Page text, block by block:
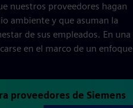
nuestros proveedores hagan
ambiente y que asuman la
de sus empleados. En una
en el marco de un enfoque
proveedores de Siemens